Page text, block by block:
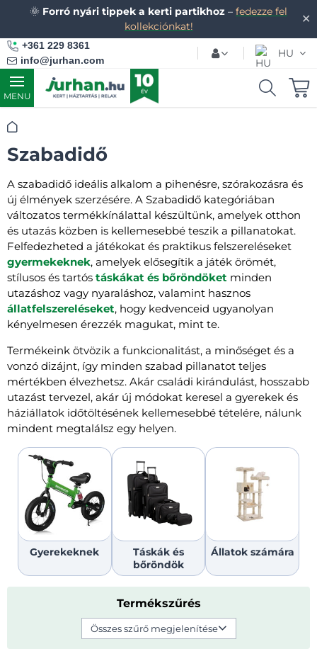
✕
🌞 Forró nyári tippek a kerti partikhoz – fedezze fel
kollekciónkat!
+361 229 8361
info@jurhan.com
HU
MENU
Kezdőlap
Szabadidő
A szabadidő ideális alkalom a pihenésre, szórakozásra és
új élmények szerzésére. A Szabadidő kategóriában
változatos termékkínálattal készültünk, amelyek otthon
és utazás közben is kellemesebbé teszik a pillanatokat.
Felfedezheted a játékokat és praktikus felszereléseket
gyermekeknek, amelyek elősegítik a játék örömét,
stílusos és tartós táskákat és bőröndöket minden
utazáshoz vagy nyaraláshoz, valamint hasznos
állatfelszereléseket, hogy kedvenceid ugyanolyan
kényelmesen érezzék magukat, mint te.
Termékeink ötvözik a funkcionalitást, a minőséget és a
vonzó dizájnt, így minden szabad pillanatot teljes
mértékben élvezhetsz. Akár családi kirándulást, hosszabb
utazást tervezel, akár új módokat keresel a gyerekek és
háziállatok időtöltésének kellemesebbé tételére, nálunk
mindent megtalálsz egy helyen.
Gyerekeknek
Táskák és
bőröndök
Állatok számára
Termékszűrés
Összes szűrő megjelenítése